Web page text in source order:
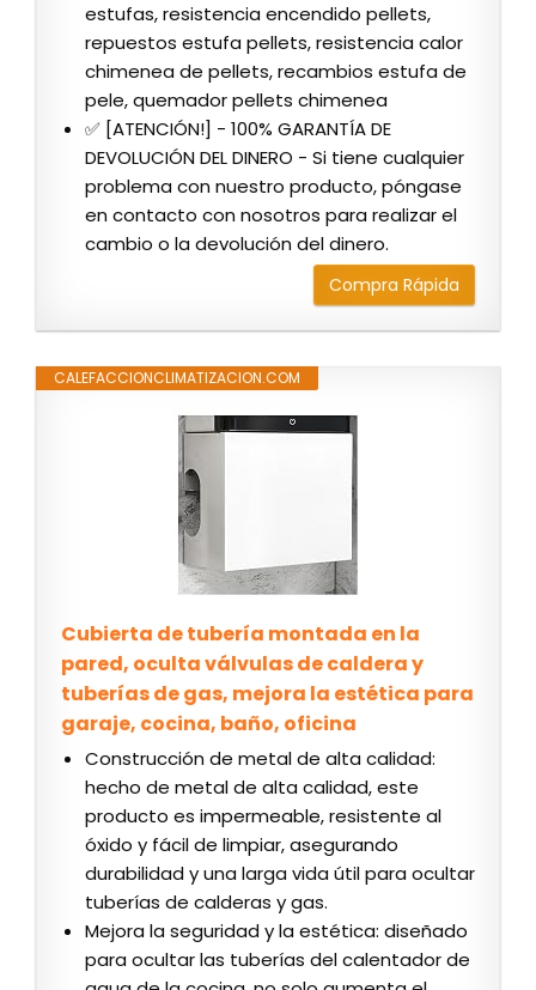
estufas, resistencia encendido pellets,
repuestos estufa pellets, resistencia calor
chimenea de pellets, recambios estufa de
pele, quemador pellets chimenea
✅ [ATENCIÓN!] - 100% GARANTÍA DE
DEVOLUCIÓN DEL DINERO - Si tiene cualquier
problema con nuestro producto, póngase
en contacto con nosotros para realizar el
cambio o la devolución del dinero.
Compra Rápida
CALEFACCIONCLIMATIZACION.COM
Cubierta de tubería montada en la
pared, oculta válvulas de caldera y
tuberías de gas, mejora la estética para
garaje, cocina, baño, oficina
Construcción de metal de alta calidad:
hecho de metal de alta calidad, este
producto es impermeable, resistente al
óxido y fácil de limpiar, asegurando
durabilidad y una larga vida útil para ocultar
tuberías de calderas y gas.
Mejora la seguridad y la estética: diseñado
para ocultar las tuberías del calentador de